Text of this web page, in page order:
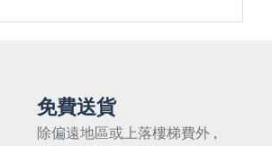
免費送貨
除偏遠地區或上落樓梯費外 ,